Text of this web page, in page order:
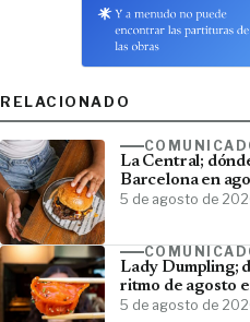
RELACIONADO
La Central;
Barcelona en
5 de agosto de
Lady Dumpling;
ritmo de agosto
5 de agosto de